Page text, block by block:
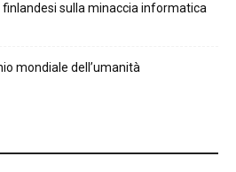
finlandesi sulla minaccia informatica
mondiale dell’umanità